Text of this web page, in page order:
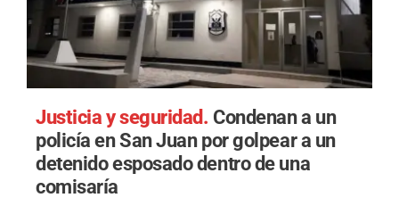
Justicia y seguridad. Condenan a un
policía en San Juan por golpear a un
detenido esposado dentro de una
comisaría